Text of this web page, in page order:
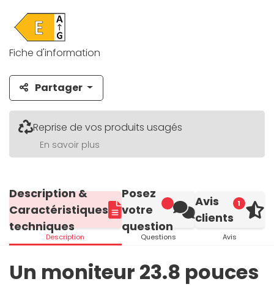
Fiche d'information
Partager
Reprise de vos produits usagés
En savoir plus
Description &
Caractéristiques
techniques
Description
Posez
votre
question
Questions
1
Avis
clients
Avis
Un moniteur 23.8 pouces